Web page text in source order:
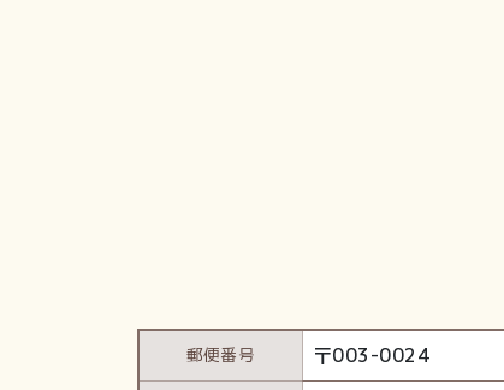
郵便番号 〒003-0024